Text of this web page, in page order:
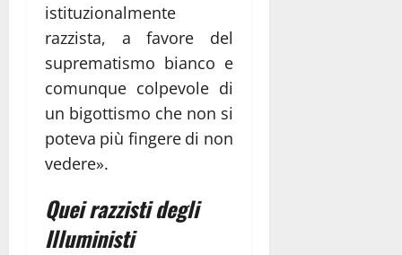
istituzionalmente
razzista, a favore del
suprematismo bianco e
comunque colpevole di
un bigottismo che non si
poteva più fingere di non
vedere».
Quei razzisti degli
Illuministi